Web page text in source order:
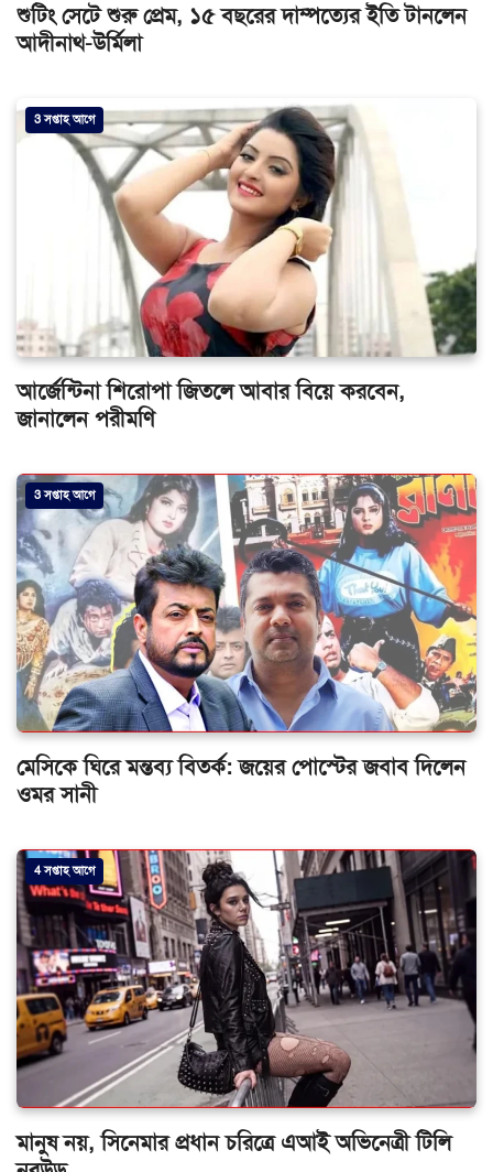
শুটিং সেটে শুরু প্রেম, ১৫ বছরের দাম্পত্যের ইতি টানলেন
আদীনাথ-উর্মিলা
3 সপ্তাহ আগে
আর্জেন্টিনা শিরোপা জিতলে আবার বিয়ে করবেন,
জানালেন পরীমণি
3 সপ্তাহ আগে
মেসিকে ঘিরে মন্তব্য বিতর্ক: জয়ের পোস্টের জবাব দিলেন
ওমর সানী
4 সপ্তাহ আগে
মানুষ নয়, সিনেমার প্রধান চরিত্রে এআই অভিনেত্রী টিলি